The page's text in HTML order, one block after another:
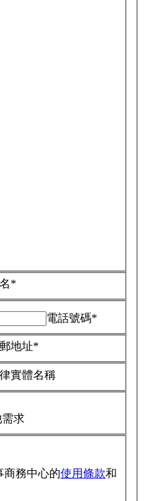
*
電話號碼*
地址*
實體名稱
求
商務中心的使用條款和